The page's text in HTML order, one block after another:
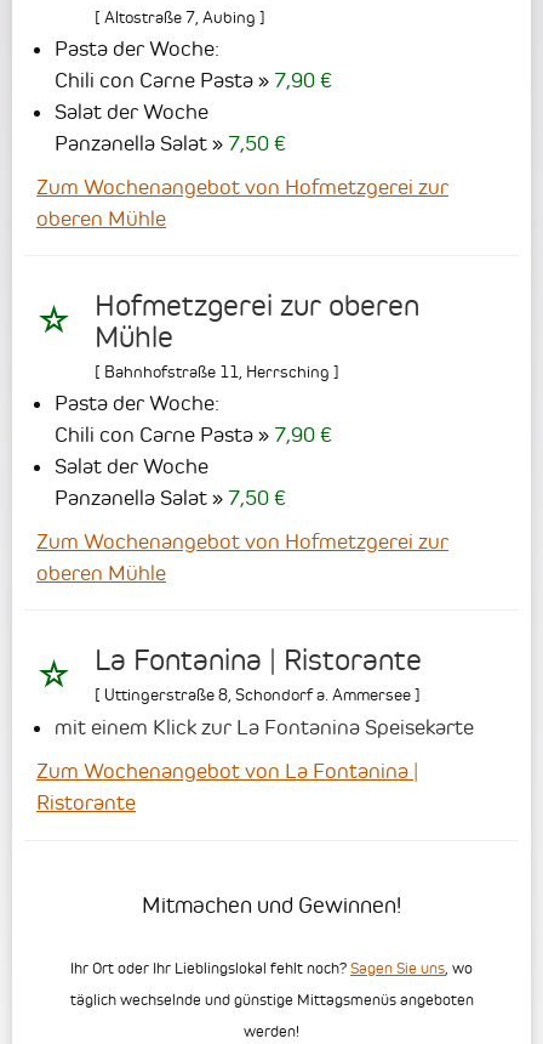
[ Altostraße 7 Aubing ]
Pasta der Woche:
Chili con Carne Pasta
7,90 €
Salat der Woche
Panzanella Salat
7,50 €
Zum Wochenangebot von Hofmetzgerei zur
oberen Mühle
Hofmetzgerei zur oberen
Mühle
[ Bahnhofstraße 11 Herrsching ]
Pasta der Woche:
Chili con Carne Pasta
7,90 €
Salat der Woche
Panzanella Salat
7,50 €
Zum Wochenangebot von Hofmetzgerei zur
oberen Mühle
La Fontanina | Ristorante
[ Uttingerstraße 8 Schondorf a. Ammersee]
mit einem Klick zur La Fontanina Speisekarte
Zum Wochenangebot von La Fontanina |
Ristorante
Mitmachen und Gewinnen!
Ihr Ort oder Ihr Lieblingslokal fehlt noch? Sagen Sie uns , wo
täglich wechselnde und günstige Mittagsmenüs angeboten
werden!